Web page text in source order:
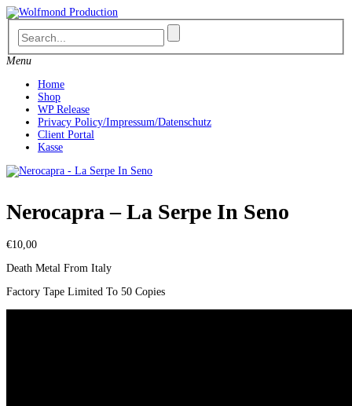
Skip
to
content
Menu
Home
Shop
WP Release
Privacy Policy/Impressum/Datenschutz
Client Portal
Kasse
Nerocapra – La Serpe In Seno
€10,00
Death Metal From Italy
Factory Tape Limited To 50 Copies